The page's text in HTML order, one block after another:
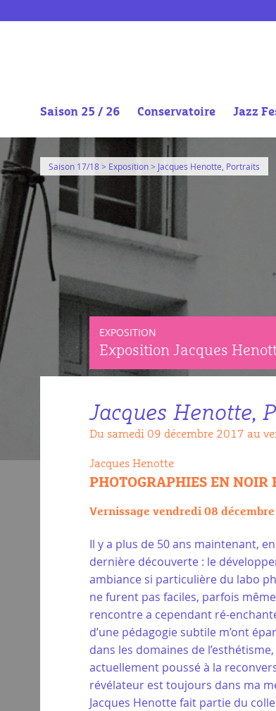
Aller
au
contenu
Saison 25 / 26 Conservatoire Jazz
Saison 17/18> Exposition> Jacques Henotte, Portraits
EXPOSITION
Exposition Jacques
Jacques Henotte,
Du samedi 09 décembre 2017 au
Jacques Henotte
PHOTOGRAPHIES EN NOIR
Vernissage vendredi 08
Il y a plus de 50 ans maintenant,
dernière découverte : le
ambiance si particulière du labo
ne furent pas faciles, parfois
rencontre a cependant ré-
d’une pédagogie subtile m’ont
dans les domaines de
actuellement poussé à la
révélateur est toujours dans ma
Jacques Henotte fait partie du